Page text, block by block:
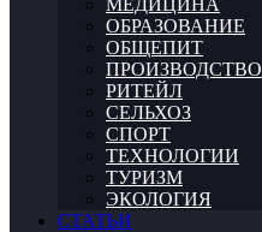
МЕДИЦИНА
ОБРАЗОВАНИЕ
ОБЩЕПИТ
ПРОИЗВОДСТВО
РИТЕЙЛ
СЕЛЬХОЗ
СПОРТ
ТЕХНОЛОГИИ
ТУРИЗМ
ЭКОЛОГИЯ
СТАТЬИ